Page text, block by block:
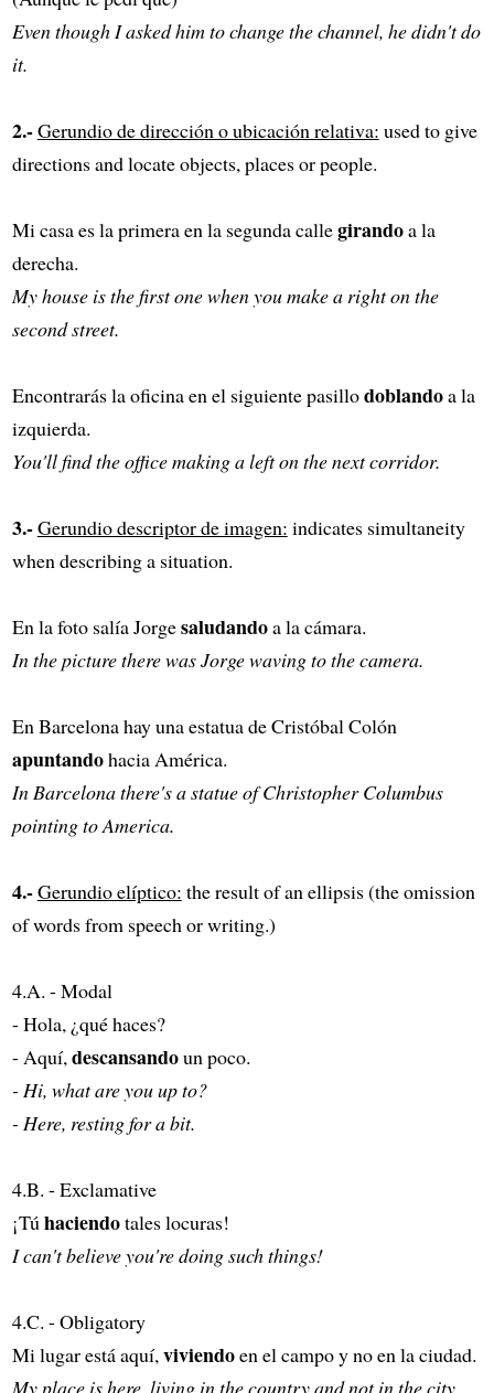
Even though I asked him to change the channel, he didn't do
it.
2.-Gerundio de dirección o ubicación relativa: used to give
directions and locate objects, places or people.
Mi casa es la primera en la segunda callegirandoa la
derecha.
My house is the first one when you make a right on the
second street.
Encontrarás la oficina en el siguiente pasillodoblandoa la
izquierda.
You'll find the office making a left on the next corridor.
3.-Gerundio descriptor de imagen: indicates simultaneity
when describing a situation.
En la foto salía Jorgesaludandoa la cámara.
In the picture there was Jorge waving to the camera.
En Barcelona hay una estatua de Cristóbal Colón
apuntandohacia América.
In Barcelona there's a statue of Christopher Columbus
pointing to America.
4.-Gerundio elíptico: the result of an ellipsis (the omission
of words from speech or writing.)
4.A. - Modal
- Hola, ¿qué haces?
- Aquí, descansandoun poco.
- Hi, what are you up to?
- Here, resting for a bit.
4.B. - Exclamative
¡Tú haciendotales locuras!
I can't believe you're doing such things!
4.C. - Obligatory
Mi lugar está aquí, viviendoen el campo y no en la ciudad.
My place is here, living in the country and not in the city.